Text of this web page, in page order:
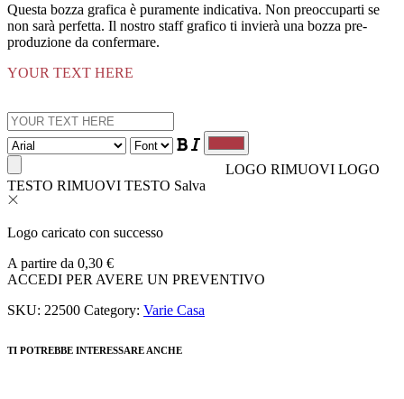
Questa bozza grafica è puramente indicativa. Non preoccuparti se
non sarà perfetta. Il nostro staff grafico ti invierà una bozza pre-
produzione da confermare.
YOUR TEXT HERE
LOGO RIMUOVI LOGO
TESTO RIMUOVI TESTO Salva
Logo caricato con successo
A partire da 0,30 €
ACCEDI PER AVERE UN PREVENTIVO
SKU: 22500 Category: Varie Casa
TI POTREBBE INTERESSARE ANCHE